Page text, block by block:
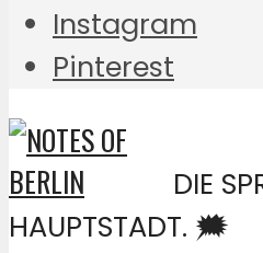
Instagram
Pinterest
DIE
HAUPTSTADT. 🗯️